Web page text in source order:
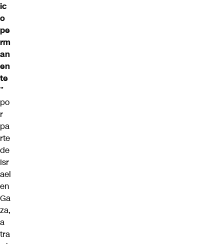
ic
o
pe
rm
an
en
te
”
po
r
pa
rte
de
Isr
ael
en
Ga
za,
a
tra